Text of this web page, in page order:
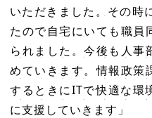
いただきました。その
たので自宅にいても職員
られました。今後も人事
めていきます。情報政策
するときにITで快適な環
に支援していきます」